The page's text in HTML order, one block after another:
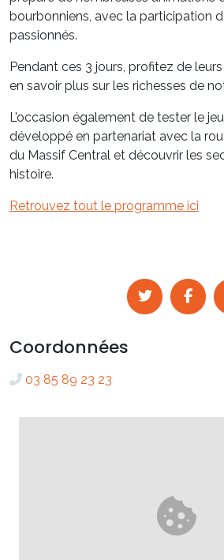
bourbonniens, avec la participation
passionnés.
Pendant ces 3 jours, profitez de
en savoir plus sur les richesses de
L’occasion également de tester le
développé en partenariat avec la
du Massif Central et découvrir les
histoire.
Retrouvez tout le programme ici
Coordonnées
03 85 89 23 23